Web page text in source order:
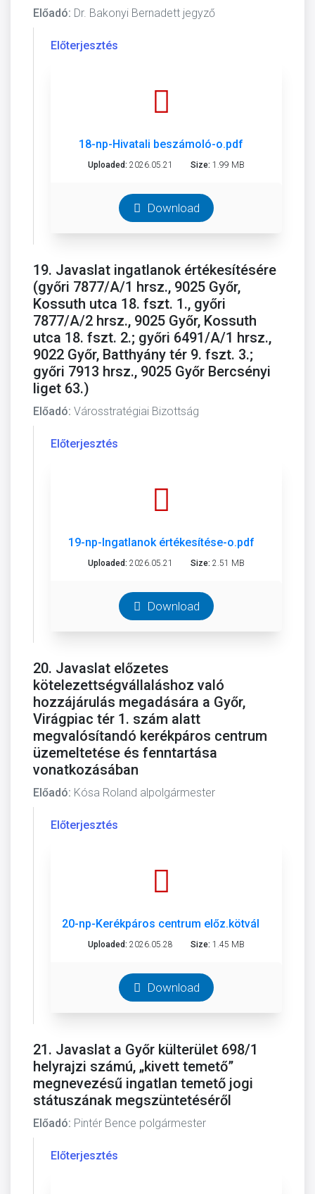
Előadó: Dr. Bakonyi Bernadett jegyző
Előterjesztés
18-np-Hivatali beszámoló-o.pdf
Uploaded: 2026.05.21 Size: 1.99 MB
Download
19. Javaslat ingatlanok értékesítésére
(győri 7877/A/1 hrsz., 9025 Győr,
Kossuth utca 18. fszt. 1., győri
7877/A/2 hrsz., 9025 Győr, Kossuth
utca 18. fszt. 2.; győri 6491/A/1 hrsz.,
9022 Győr, Batthyány tér 9. fszt. 3.;
győri 7913 hrsz., 9025 Győr Bercsényi
liget 63.)
Előadó: Városstratégiai Bizottság
Előterjesztés
19-np-Ingatlanok értékesítése-o.pdf
Uploaded: 2026.05.21 Size: 2.51 MB
Download
20. Javaslat előzetes
kötelezettségvállaláshoz való
hozzájárulás megadására a Győr,
Virágpiac tér 1. szám alatt
megvalósítandó kerékpáros centrum
üzemeltetése és fenntartása
vonatkozásában
Előadó: Kósa Roland alpolgármester
Előterjesztés
20-np-Kerékpáros centrum előz.kötváll-o.pdf
Uploaded: 2026.05.28 Size: 1.45 MB
Download
21. Javaslat a Győr külterület 698/1
helyrajzi számú, „kivett temető”
megnevezésű ingatlan temető jogi
státuszának megszüntetéséről
Előadó: Pintér Bence polgármester
Előterjesztés